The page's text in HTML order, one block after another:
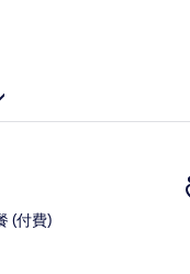
(付費)